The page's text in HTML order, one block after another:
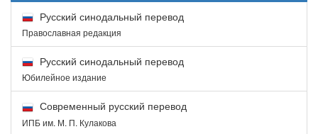
Русский синодальный перевод
Православная редакция
Русский синодальный перевод
Юбилейное издание
Современный русский перевод
ИПБ им. М. П. Кулакова